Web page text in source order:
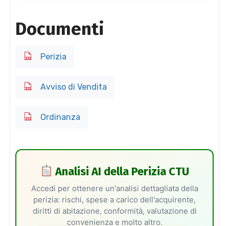
Documenti
Perizia
Avviso di Vendita
Ordinanza
Analisi AI della Perizia CTU
Accedi per ottenere un'analisi dettagliata della
perizia: rischi, spese a carico dell'acquirente,
diritti di abitazione, conformità, valutazione di
convenienza e molto altro.